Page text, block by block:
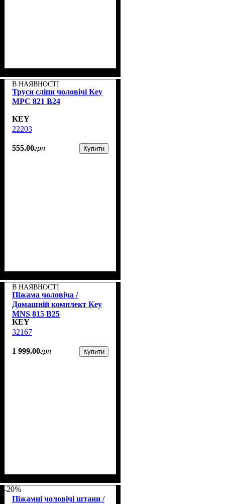
В НАЯВНОСТІ
Труси сліпи чоловічі Key
MPC 821 B24
KEY
22203
555.00грн Купити
В НАЯВНОСТІ
Піжама чоловіча /
Домашній комплект Key
MNS 815 B25
KEY
32167
1 999.00грн Купити
-20%
Піжамні чоловічі штани /